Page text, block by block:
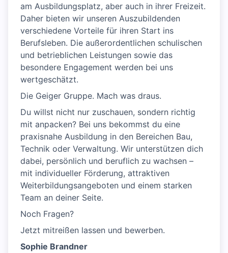
am Ausbildungsplatz, aber auch in ihrer Freizeit.
Daher bieten wir unseren Auszubildenden
verschiedene Vorteile für ihren Start ins
Berufsleben. Die außerordentlichen schulischen
und betrieblichen Leistungen sowie das
besondere Engagement werden bei uns
wertgeschätzt.
Die Geiger Gruppe. Mach was draus.
Du willst nicht nur zuschauen, sondern richtig
mit anpacken? Bei uns bekommst du eine
praxisnahe Ausbildung in den Bereichen Bau,
Technik oder Verwaltung. Wir unterstützen dich
dabei, persönlich und beruflich zu wachsen –
mit individueller Förderung, attraktiven
Weiterbildungsangeboten und einem starken
Team an deiner Seite.
Noch Fragen?
Jetzt mitreißen lassen und bewerben.
Sophie Brandner